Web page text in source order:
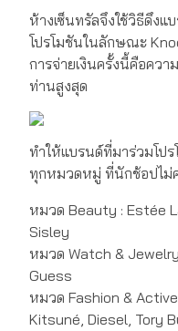
ห้างเซ็นทรัลจึงใช้วิธีดึง
โปรโมชันในลักษณะ
การจ่ายเงินครั้งนี้คือคว
ท่านสูงสุด
ทำให้แบรนด์ที่มาร่วมโป
ทุกหมวดหมู่ ที่นักช้อปไม่
หมวด Beauty : Estée
Sisley
หมวด Watch &
Guess
หมวด Fashion &
Kitsuné, Diesel, Tory